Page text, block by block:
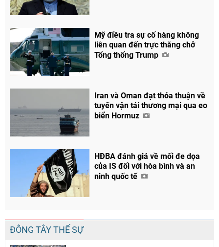
Mỹ điều tra sự cố hàng không
liên quan đến trực thăng chở
Tổng thống Trump
Iran và Oman đạt thỏa thuận về
tuyến vận tải thương mại qua eo
biển Hormuz
HĐBA đánh giá về mối đe dọa
của IS đối với hòa bình và an
ninh quốc tế
ĐÔNG TÂY THẾ SỰ